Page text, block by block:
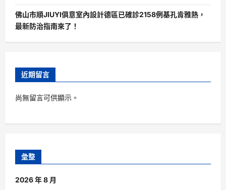
佛山市順JIUYI俱意室內設計德區已確診2158例基孔肯雅熱，
最新防治指南來了！
近期留言
尚無留言可供顯示。
彙整
2026 年 8 月